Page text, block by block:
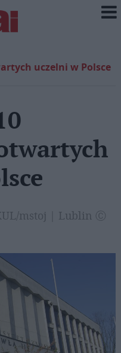
uczelni w Polsce
mstoj | Lublin Ⓒ